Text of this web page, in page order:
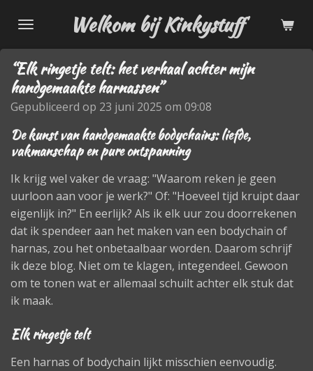
direct
naar
de
hoofdinhoud
Welkom bij Kinkystuff
“Elk ringetje telt: het verhaal achter mijn
handgemaakte harnassen”
Gepubliceerd op 23 juni 2025 om 09:08
De kunst van handgemaakte bodychains: liefde,
vakmanschap en pure ontspanning
Ik krijg wel vaker de vraag: "Waarom reken je geen
uurloon aan voor je werk?" Of: "Hoeveel tijd kruipt daar
eigenlijk in?" En eerlijk? Als ik elk uur zou doorrekenen
dat ik spendeer aan het maken van een bodychain of
harnas, zou het onbetaalbaar worden. Daarom schrijf
ik deze blog. Niet om te klagen, integendeel. Gewoon
om te tonen wat er allemaal schuilt achter elk stuk dat
ik maak.
Elk ringetje telt
Een harnas of bodychain lijkt misschien eenvoudig.